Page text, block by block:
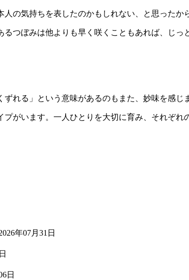
の気持ちを表したのかもしれない、と思ったか
つぼみは他よりも早く咲くこともあれば、じ
れる」という意味があるのもまた、妙味を感じ
がいます。一人ひとりを大切に育み、それぞ
年07月31日
日